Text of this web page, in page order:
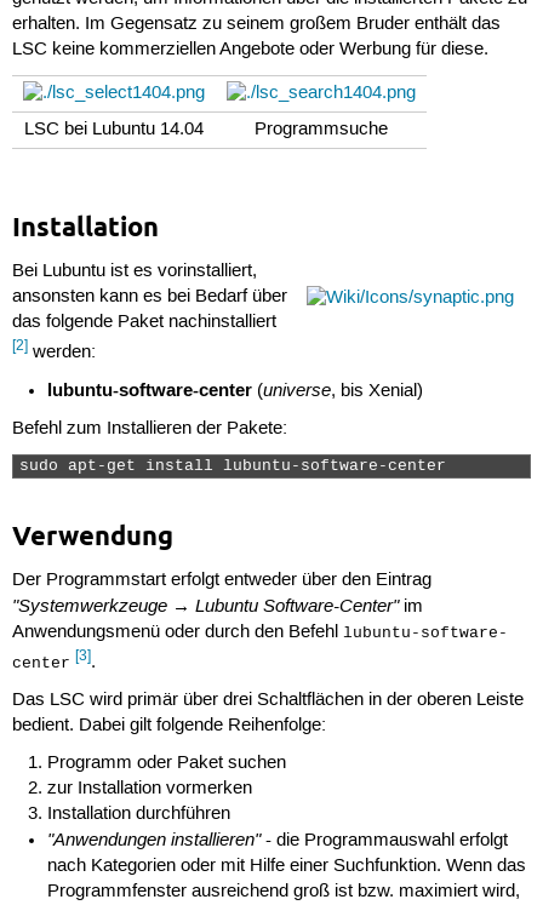
erhalten. Im Gegensatz zu seinem großem Bruder enthält das
LSC keine kommerziellen Angebote oder Werbung für diese.
LSC bei Lubuntu 14.04 Programmsuche
Installation
Bei Lubuntu ist es vorinstalliert,
ansonsten kann es bei Bedarf über
das folgende Paket nachinstalliert
[2]werden:
lubuntu-software-center (universe, bis Xenial)
Befehl zum Installieren der Pakete:
sudo apt-get install lubuntu-software-center
Verwendung
Der Programmstart erfolgt entweder über den Eintrag
"Systemwerkzeuge → Lubuntu Software-Center"im
Anwendungsmenü oder durch den Befehl lubuntu-software-
center [3].
Das LSC wird primär über drei Schaltflächen in der oberen Leiste
bedient. Dabei gilt folgende Reihenfolge:
Programm oder Paket suchen
zur Installation vormerken
Installation durchführen
"Anwendungen installieren"- die Programmauswahl erfolgt
nach Kategorien oder mit Hilfe einer Suchfunktion. Wenn das
Programmfenster ausreichend groß ist bzw. maximiert wird,